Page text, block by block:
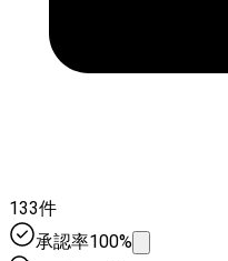
133件
承認率100%